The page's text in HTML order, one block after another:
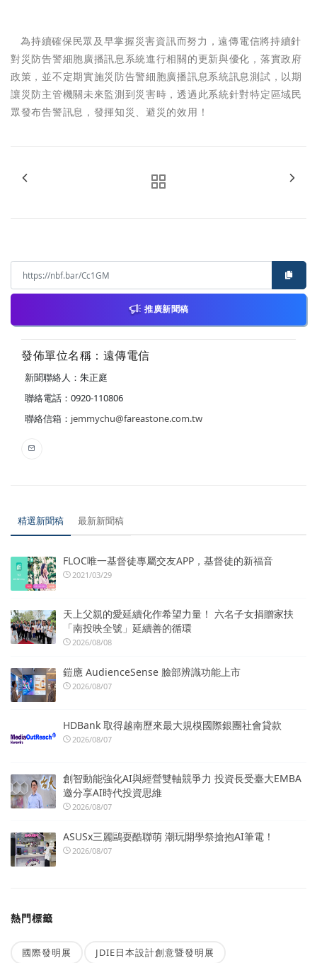
為持續確保民眾及早掌握災害資訊而努力，遠傳電信將持續針
對災防告警細胞廣播訊息系統進行相關的更新與優化，落實政府
政策，並不定期實施災防告警細胞廣播訊息系統訊息測試，以期
讓災防主管機關未來監測到災害時，透過此系統針對特定區域民
眾發布告警訊息，發揮知災、避災的效用！
推廣新聞稿
發佈單位名稱：遠傳電信
新聞聯絡人：朱正庭
聯絡電話：0920-110806
聯絡信箱： jemmychu@fareastone.com.tw
精選新聞稿 最新新聞稿
FLOC唯一基督徒專屬交友APP，基督徒的新福音
2021/03/29
天上父親的愛延續化作希望力量！ 六名子女捐贈家扶
「南投映全號」延續善的循環
2026/08/08
鎧應 AudienceSense 臉部辨識功能上市
2026/08/07
HDBank 取得越南歷來最大規模國際銀團社會貸款
2026/08/07
創智動能強化AI與經營雙軸競爭力 投資長受臺大EMBA
邀分享AI時代投資思維
2026/08/07
ASUSx三麗鷗耍酷聯萌 潮玩開學祭搶抱AI筆電！
2026/08/07
熱門標籤
國際發明展 JDIE日本設計創意暨發明展